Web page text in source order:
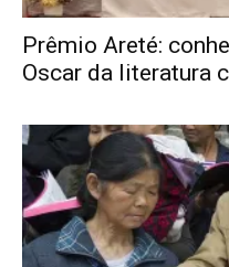
Prêmio Areté:
Oscar da literatura